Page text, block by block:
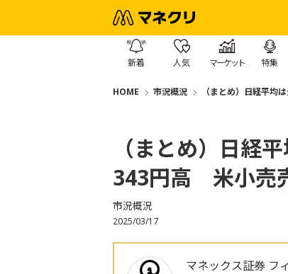
新着 人気 マーケット 特集
HOME 市況概況 （まとめ）日経平均
（まとめ）日経
343円高 米小売
市況概況
2025/03/17
マネックス証券 フ